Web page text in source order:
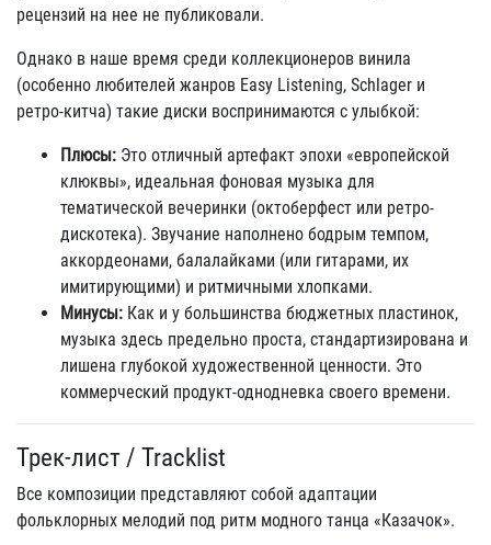
рецензий на нее не публиковали.
Однако в наше время среди коллекционеров винила
(особенно любителей жанров Easy Listening, Schlager и
ретро-китча) такие диски воспринимаются с улыбкой:
Плюсы: Это отличный артефакт эпохи «европейской
клюквы», идеальная фоновая музыка для
тематической вечеринки (октоберфест или ретро-
дискотека). Звучание наполнено бодрым темпом,
аккордеонами, балалайками (или гитарами, их
имитирующими) и ритмичными хлопками.
Минусы: Как и у большинства бюджетных пластинок,
музыка здесь предельно проста, стандартизирована и
лишена глубокой художественной ценности. Это
коммерческий продукт-однодневка своего времени.
Трек-лист / Tracklist
Все композиции представляют собой адаптации
фольклорных мелодий под ритм модного танца «Казачок».